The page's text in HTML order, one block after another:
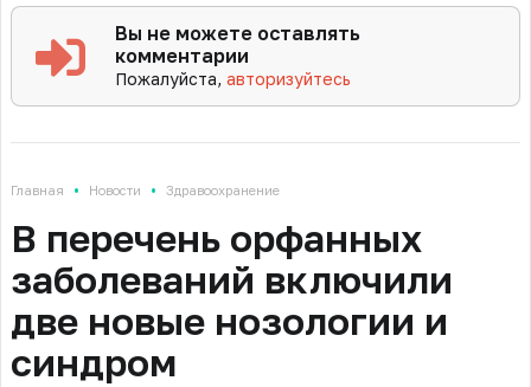
Вы не можете оставлять
комментарии
Пожалуйста,авторизуйтесь
Главная • Новости • Здравоохранение
В перечень орфанных
заболеваний включили
две новые нозологии и
синдром